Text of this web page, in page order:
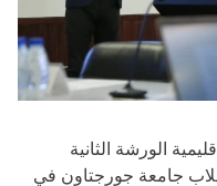
الورشة الثانية
جامعة جورجتاون في